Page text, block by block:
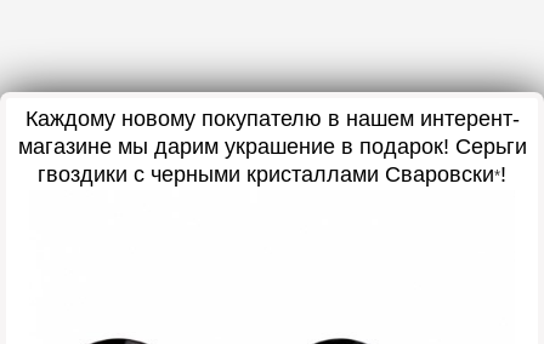
Каждому новому покупателю в нашем интерент-
магазине мы дарим украшение в подарок! Серьги
гвоздики с черными кристаллами Сваровски*!